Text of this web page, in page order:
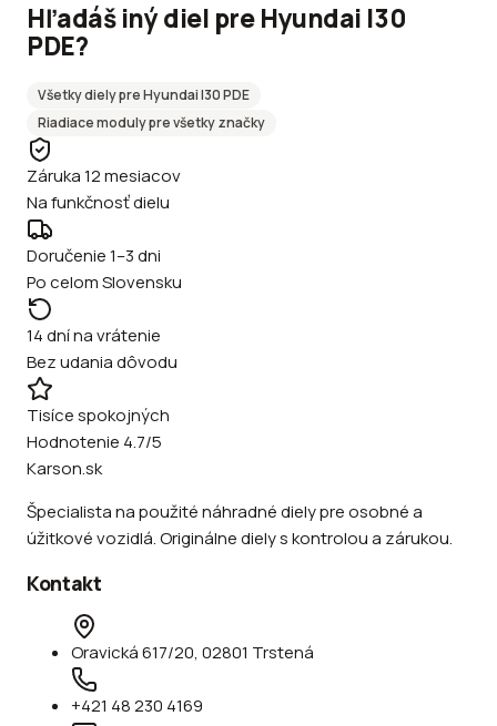
Hľadáš iný diel pre Hyundai I30
PDE?
Všetky diely preHyundaiI30 PDE
Riadiace modulypre všetky značky
Záruka 12 mesiacov
Na funkčnosť dielu
Doručenie 1–3 dni
Po celom Slovensku
14 dní na vrátenie
Bez udania dôvodu
Tisíce spokojných
Hodnotenie 4.7/5
Karson.sk
Špecialista na použité náhradné diely pre osobné a
úžitkové vozidlá. Originálne diely s kontrolou a zárukou.
Kontakt
Oravická 617/20, 02801 Trstená
+421 48 230 4169